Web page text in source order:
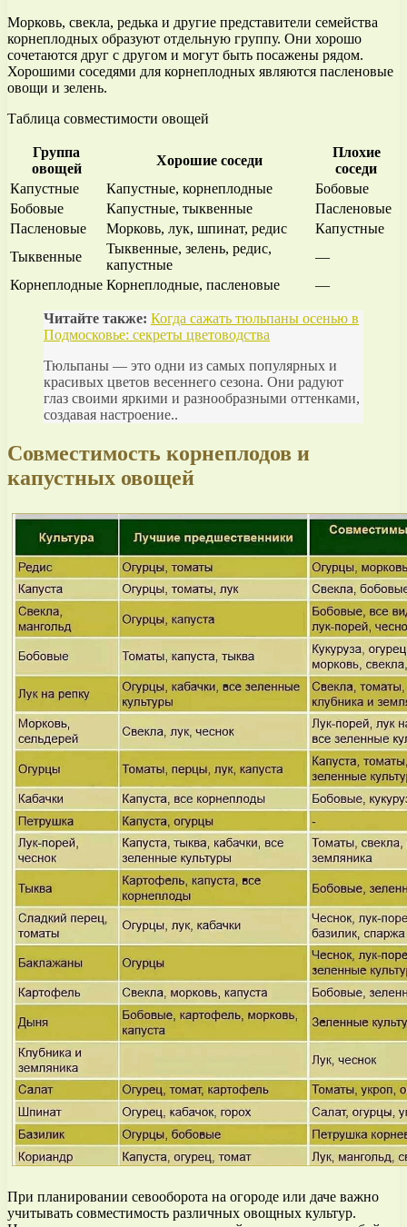
Морковь, свекла, редька и другие представители семейства
корнеплодных образуют отдельную группу. Они хорошо
сочетаются друг с другом и могут быть посажены рядом.
Хорошими соседями для корнеплодных являются пасленовые
овощи и зелень.
Таблица совместимости овощей
Группа
овощей
Хорошие соседи
Плохие
соседи
Капустные
Капустные, корнеплодные
Бобовые
Бобовые
Капустные, тыквенные
Пасленовые
Пасленовые
Морковь, лук, шпинат, редис
Капустные
Тыквенные
Тыквенные, зелень, редис,
капустные
—
Корнеплодные Корнеплодные, пасленовые —
Читайте также: Когда сажать тюльпаны осенью в
Подмосковье: секреты цветоводства
Тюльпаны — это одни из самых популярных и
красивых цветов весеннего сезона. Они радуют
глаз своими яркими и разнообразными оттенками,
создавая настроение..
Совместимость корнеплодов и
капустных овощей
При планировании севооборота на огороде или даче важно
учитывать совместимость различных овощных культур.